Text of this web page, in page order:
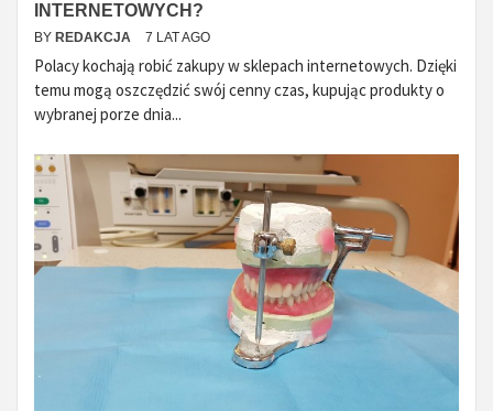
INTERNETOWYCH?
BY REDAKCJA 7 LAT AGO
Polacy kochają robić zakupy w sklepach internetowych. Dzięki
temu mogą oszczędzić swój cenny czas, kupując produkty o
wybranej porze dnia...